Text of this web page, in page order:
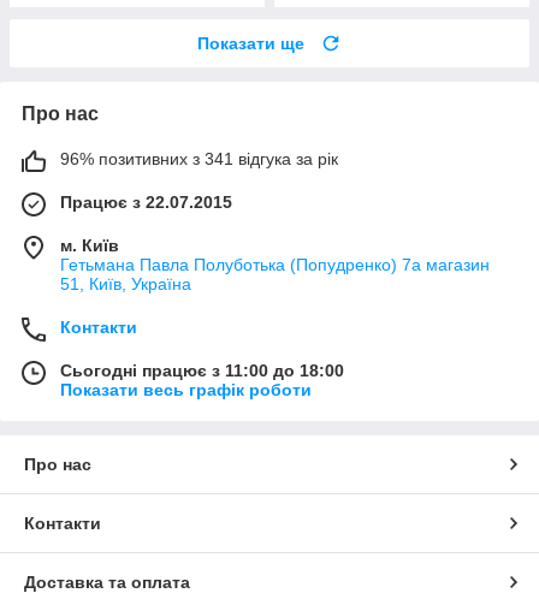
Показати ще
Про нас
96% позитивних з 341 відгука за рік
Працює з 22.07.2015
м. Київ
Гетьмана Павла Полуботька (Попудренко) 7а магазин
51, Київ, Україна
Контакти
Сьогодні працює з 11:00 до 18:00
Показати весь графік роботи
Про нас
Контакти
Доставка та оплата